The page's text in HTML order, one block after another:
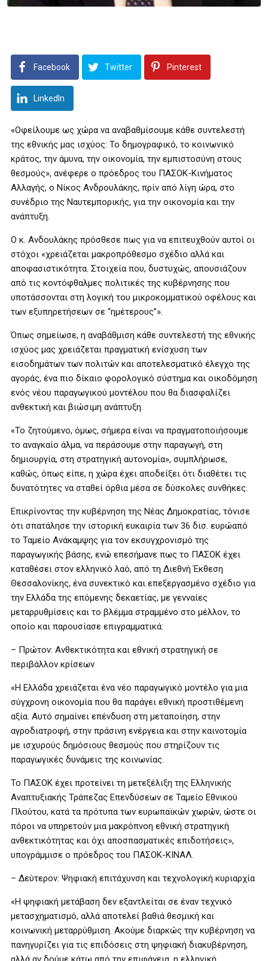
Facebook Twitter Pinterest
LinkedIn
«Οφείλουμε ως χώρα να αναβαθμίσουμε κάθε συντελεστή
της εθνικής μας ισχύος: Το δημογραφικό, το κοινωνικό
κράτος, την άμυνα, την οικονομία, την εμπιστοσύνη στους
θεσμούς», ανέφερε ο πρόεδρος του ΠΑΣΟΚ-Κινήματος
Αλλαγής, ο Νίκος Ανδρουλάκης, πρίν από λίγη ώρα, στο
συνέδριο της Ναυτεμπορικής, για την οικονομία και την
ανάπτυξη.
Ο κ. Ανδουλάκης πρόσθεσε πως για να επιτευχθούν αυτοί οι
στόχοι «χρειάζεται μακροπρόθεσμο σχέδιο αλλά και
αποφασιστικότητα. Στοιχεία που, δυστυχώς, απουσιάζουν
από τις κοντόφθαλμες πολιτικές της κυβέρνησης που
υποτάσσονται στη λογική του μικροκομματικού οφέλους και
των εξυπηρετήσεων σε “ημέτερους”».
Όπως σημείωσε, η αναβάθμιση κάθε συντελεστή της εθνικής
ισχύος μας χρειάζεται πραγματική ενίσχυση των
εισοδημάτων των πολιτών και αποτελεσματικό έλεγχο της
αγοράς, ένα πιο δίκαιο φορολογικό σύστημα και οικοδόμηση
ενός νέου παραγωγικού μοντέλου που θα διασφαλίζει
ανθεκτική και βιώσιμη ανάπτυξη.
«Το ζητούμενο, όμως, σήμερα είναι να πραγματοποιήσουμε
το αναγκαίο άλμα, να περάσουμε στην παραγωγή, στη
δημιουργία, στη στρατηγική αυτονομία», συμπλήρωσε,
καθώς, όπως είπε, η χώρα έχει αποδείξει ότι διαθέτει τις
δυνατότητες να σταθεί όρθια μέσα σε δύσκολες συνθήκες.
Επικρίνοντας την κυβέρνηση της Νέας Δημοκρατίας, τόνισε
ότι σπατάλησε την ιστορική ευκαιρία των 36 δισ. ευρώαπό
το Ταμείο Ανάκαμψης για τον εκσυγχρονισμό της
παραγωγικής βάσης, ενώ επεσήμανε πως το ΠΑΣΟΚ έχει
καταθέσει στον ελληνικό λαό, από τη Διεθνή Έκθεση
Θεσσαλονίκης, ένα συνεκτικό και επεξεργασμένο σχέδιο για
την Ελλάδα της επόμενης δεκαετίας, με γενναίες
μεταρρυθμίσεις και το βλέμμα στραμμένο στο μέλλον, το
οποίο και παρουσίασε επιγραμματικά:
– Πρώτον: Ανθεκτικότητα και εθνική στρατηγική σε
περιβάλλον κρίσεων
«Η Ελλάδα χρειάζεται ένα νέο παραγωγικό μοντέλο για μια
σύγχρονη οικονομία που θα παράγει εθνική προστιθέμενη
αξία. Αυτό σημαίνει επένδυση στη μεταποίηση, στην
αγροδιατροφή, στην πράσινη ενέργεια και στην καινοτομία
με ισχυρούς δημόσιους θεσμούς που στηρίζουν τις
παραγωγικές δυνάμεις της κοινωνίας.
Το ΠΑΣΟΚ έχει προτείνει τη μετεξέλιξη της Ελληνικής
Αναπτυξιακής Τράπεζας Επενδύσεων σε Ταμείο Εθνικού
Πλούτου, κατά τα πρότυπα των ευρωπαϊκών χωρών, ώστε οι
πόροι να υπηρετούν μια μακρόπνοη εθνική στρατηγική
ανθεκτικότητας και όχι αποσπασματικές επιδοτήσεις»,
υπογράμμισε ο πρόεδρος του ΠΑΣΟΚ-ΚΙΝΑΛ.
– Δεύτερον: Ψηφιακή επιτάχυνση και τεχνολογική κυριαρχία
«Η ψηφιακή μετάβαση δεν εξαντλείται σε έναν τεχνικό
μετασχηματισμό, αλλά αποτελεί βαθιά θεσμική και
κοινωνική μεταρρύθμιση. Ακούμε διαρκώς την κυβέρνηση να
πανηγυρίζει για τις επιδόσεις στη ψηφιακή διακυβέρνηση,